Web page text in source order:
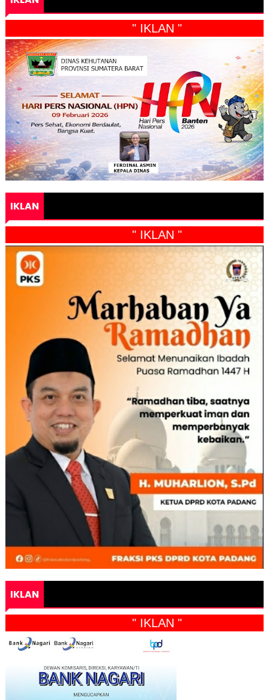
" IKLAN "
IKLAN
" IKLAN "
IKLAN
" IKLAN "